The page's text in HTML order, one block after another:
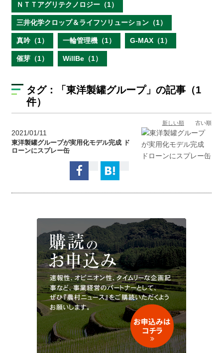
ＮＴＴアグリテクノロジー（1）
三井化学クロップ＆ライフソリューション（1）
真吟（1） 一輪管理機（1） G-MAX（1）
催芽（1） WillBe（1）
タグ： 「東洋製罐グループ」の記事（1
件）
新しい順 古い順
2021/01/11
東洋製罐グループが実用化モデル完成 ド
ローンにスプレー缶